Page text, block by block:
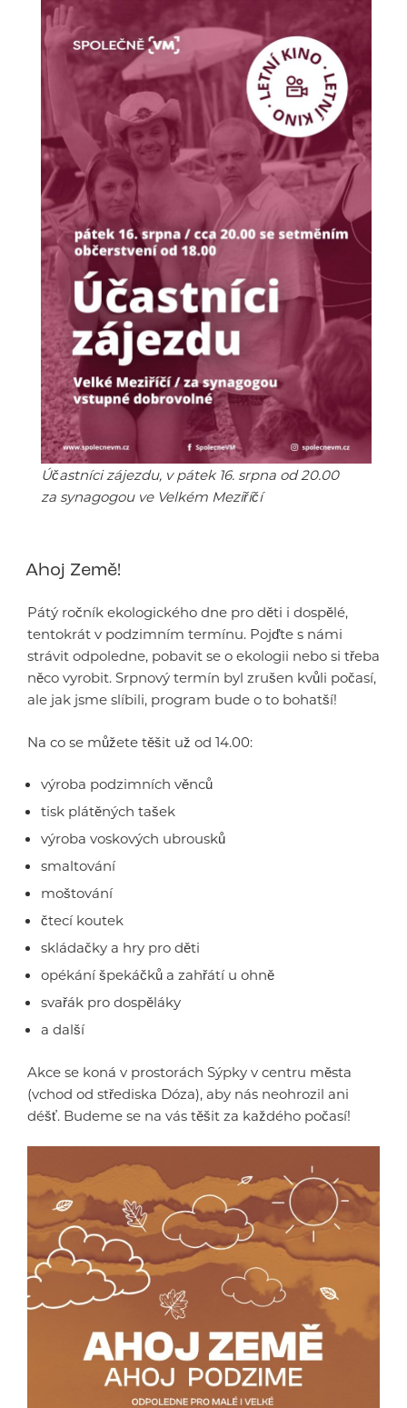
Účastníci zájezdu, v pátek 16. srpna od 20.00
za synagogou ve Velkém Meziříčí
Ahoj Země!
Pátý ročník ekologického dne pro děti i dospělé,
tentokrát v podzimním termínu. Pojďte s námi
strávit odpoledne, pobavit se o ekologii nebo si třeba
něco vyrobit. Srpnový termín byl zrušen kvůli počasí,
ale jak jsme slíbili, program bude o to bohatší!
Na co se můžete těšit už od 14.00:
výroba podzimních věnců
tisk plátěných tašek
výroba voskových ubrousků
smaltování
moštování
čtecí koutek
skládačky a hry pro děti
opékání špekáčků a zahřátí u ohně
svařák pro dospěláky
a další
Akce se koná v prostorách Sýpky v centru města
(vchod od střediska Dóza), aby nás neohrozil ani
déšť. Budeme se na vás těšit za každého počasí!